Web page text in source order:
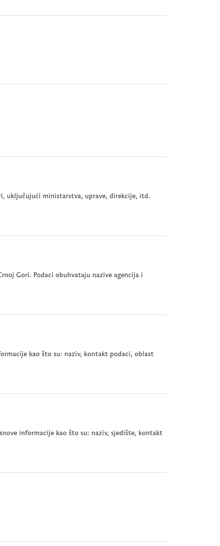
uključujući ministarstva, uprave, direkcije, itd.
Gori. Podaci obuhvataju nazive agencija i
kao što su: naziv, kontakt podaci, oblast
informacije kao što su: naziv, sjedište, kontakt